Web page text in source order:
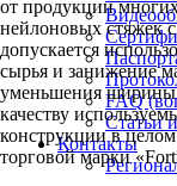
FAQ
Статьи
Контакты
от продукции
нейлоновых стяжек
допускается
сырья и занижение
уменьшения ширины
качеству
конструкции в
торговой марки